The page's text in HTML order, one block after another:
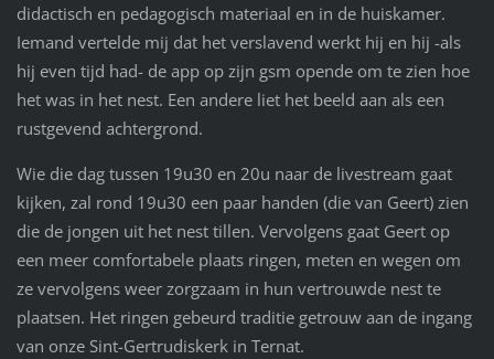
didactisch en pedagogisch materiaal en in de huiskamer.
Iemand vertelde mij dat het verslavend werkt hij en hij -als
hij even tijd had- de app op zijn gsm opende om te zien hoe
het was in het nest. Een andere liet het beeld aan als een
rustgevend achtergrond.
Wie die dag tussen 19u30 en 20u naar de livestream gaat
kijken, zal rond 19u30 een paar handen (die van Geert) zien
die de jongen uit het nest tillen. Vervolgens gaat Geert op
een meer comfortabele plaats ringen, meten en wegen om
ze vervolgens weer zorgzaam in hun vertrouwde nest te
plaatsen. Het ringen gebeurd traditie getrouw aan de ingang
van onze Sint-Gertrudiskerk in Ternat.